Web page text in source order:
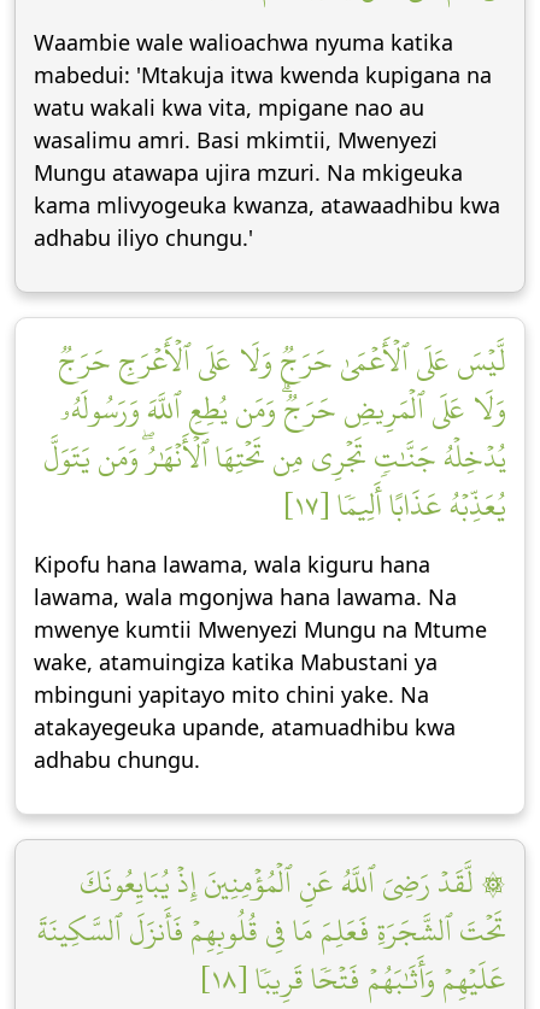
Waambie wale walioachwa nyuma katika
mabedui: 'Mtakuja itwa kwenda kupigana na
watu wakali kwa vita, mpigane nao au
wasalimu amri. Basi mkimtii, Mwenyezi
Mungu atawapa ujira mzuri. Na mkigeuka
kama mlivyogeuka kwanza, atawaadhibu kwa
adhabu iliyo chungu.'
لَّيۡسَ عَلَى ٱلۡأَعۡمَىٰ حَرَجٞ وَلَا عَلَى ٱلۡأَعۡرَجِ حَرَجٞ
وَلَا عَلَى ٱلۡمَرِيضِ حَرَجٞۗ وَمَن يُطِعِ ٱللَّهَ وَرَسُولَهُۥ
يُدۡخِلۡهُ جَنَّٰتٖ تَجۡرِي مِن تَحۡتِهَا ٱلۡأَنۡهَٰرُۖ وَمَن يَتَوَلَّ
يُعَذِّبۡهُ عَذَابًا أَلِيمٗا [١٧]
Kipofu hana lawama, wala kiguru hana
lawama, wala mgonjwa hana lawama. Na
mwenye kumtii Mwenyezi Mungu na Mtume
wake, atamuingiza katika Mabustani ya
mbinguni yapitayo mito chini yake. Na
atakayegeuka upande, atamuadhibu kwa
adhabu chungu.
۞ لَّقَدۡ رَضِيَ ٱللَّهُ عَنِ ٱلۡمُؤۡمِنِينَ إِذۡ يُبَايِعُونَكَ
تَحۡتَ ٱلشَّجَرَةِ فَعَلِمَ مَا فِي قُلُوبِهِمۡ فَأَنزَلَ ٱلسَّكِينَةَ
عَلَيۡهِمۡ وَأَثَٰبَهُمۡ فَتۡحٗا قَرِيبٗا [١٨]